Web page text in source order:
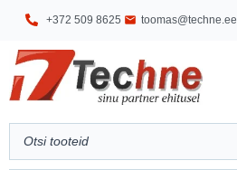
+372 509 8625 toomas@techne.ee